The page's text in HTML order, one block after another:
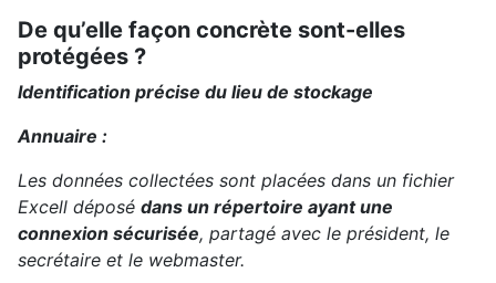
De qu’elle façon concrète sont-elles
protégées ?
Identification précise du lieu de stockage
Annuaire :
Les données collectées sont placées dans un fichier
Excell déposé dans un répertoire ayant une
connexion sécurisée, partagé avec le président, le
secrétaire et le webmaster.